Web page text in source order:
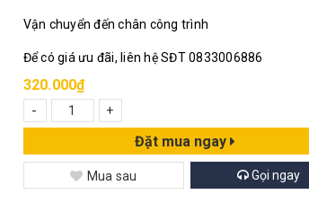
Vận chuyển đến chân công trình
Để có giá ưu đãi, liên hệ SĐT 0833006886
320.000₫
-
+
Đặt mua ngay
Mua sau Gọi ngay